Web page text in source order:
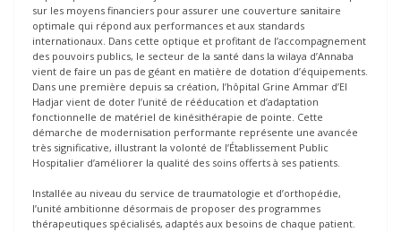
sur les moyens financiers pour assurer une couverture sanitaire
optimale qui répond aux performances et aux standards
internationaux. Dans cette optique et profitant de l’accompagnement
des pouvoirs publics, le secteur de la santé dans la wilaya d’Annaba
vient de faire un pas de géant en matière de dotation d’équipements.
Dans une première depuis sa création, l’hôpital Grine Ammar d’El
Hadjar vient de doter l’unité de rééducation et d’adaptation
fonctionnelle de matériel de kinésithérapie de pointe. Cette
démarche de modernisation performante représente une avancée
très significative, illustrant la volonté de l’Établissement Public
Hospitalier d’améliorer la qualité des soins offerts à ses patients.
Installée au niveau du service de traumatologie et d’orthopédie,
l’unité ambitionne désormais de proposer des programmes
thérapeutiques spécialisés, adaptés aux besoins de chaque patient.